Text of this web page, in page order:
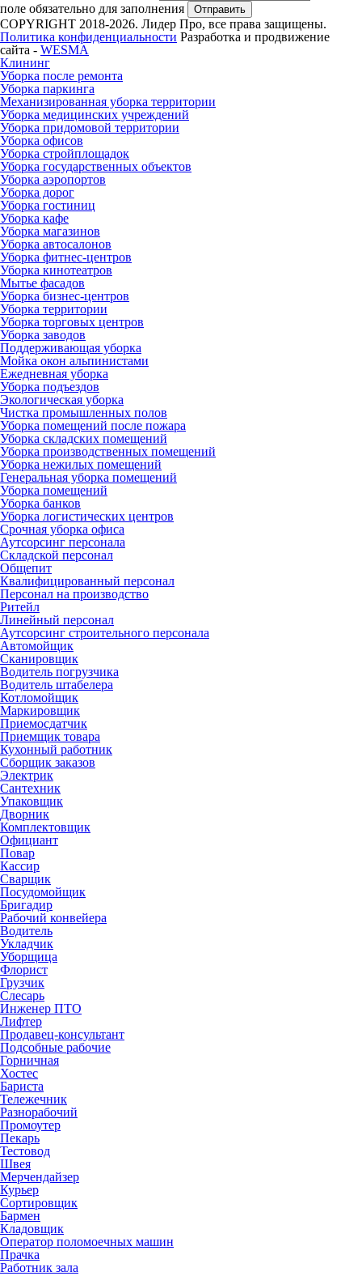
поле обязательно для заполнения
Отправить
COPYRIGHT 2018-2026. Лидер Про, все права защищены.
Политика конфиденциальности Разработка и продвижение
сайта - WESMA
Клининг
Уборка после ремонта
Уборка паркинга
Механизированная уборка территории
Уборка медицинских учреждений
Уборка придомовой территории
Уборка офисов
Уборка стройплощадок
Уборка государственных объектов
Уборка аэропортов
Уборка дорог
Уборка гостиниц
Уборка кафе
Уборка магазинов
Уборка автосалонов
Уборка фитнес-центров
Уборка кинотеатров
Мытье фасадов
Уборка бизнес-центров
Уборка территории
Уборка торговых центров
Уборка заводов
Поддерживающая уборка
Мойка окон альпинистами
Ежедневная уборка
Уборка подъездов
Экологическая уборка
Чистка промышленных полов
Уборка помещений после пожара
Уборка складских помещений
Уборка производственных помещений
Уборка нежилых помещений
Генеральная уборка помещений
Уборка помещений
Уборка банков
Уборка логистических центров
Срочная уборка офиса
Аутсорсинг персонала
Складской персонал
Общепит
Квалифицированный персонал
Персонал на производство
Ритейл
Линейный персонал
Аутсорсинг строительного персонала
Автомойщик
Сканировщик
Водитель погрузчика
Водитель штабелера
Котломойщик
Маркировщик
Приемосдатчик
Приемщик товара
Кухонный работник
Сборщик заказов
Электрик
Сантехник
Упаковщик
Дворник
Комплектовщик
Официант
Повар
Кассир
Сварщик
Посудомойщик
Бригадир
Рабочий конвейера
Водитель
Укладчик
Уборщица
Флорист
Грузчик
Слесарь
Инженер ПТО
Лифтер
Продавец-консультант
Подсобные рабочие
Горничная
Хостес
Бариста
Тележечник
Разнорабочий
Промоутер
Пекарь
Тестовод
Швея
Мерчендайзер
Курьер
Сортировщик
Бармен
Кладовщик
Оператор поломоечных машин
Прачка
Работник зала